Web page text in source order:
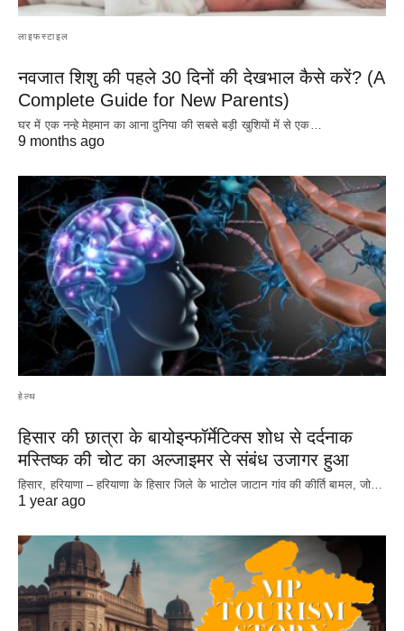
लाइफस्टाइल
नवजात शिशु की पहले 30 दिनों की देखभाल कैसे करें? (A
Complete Guide for New Parents)
घर में एक नन्हे मेहमान का आना दुनिया की सबसे बड़ी खुशियों में से एक…
9 months ago
हेल्थ
हिसार की छात्रा के बायोइन्फॉर्मेटिक्स शोध से दर्दनाक
मस्तिष्क की चोट का अल्जाइमर से संबंध उजागर हुआ
हिसार, हरियाणा – हरियाणा के हिसार जिले के भाटोल जाटान गांव की कीर्ति बामल, जो…
1 year ago